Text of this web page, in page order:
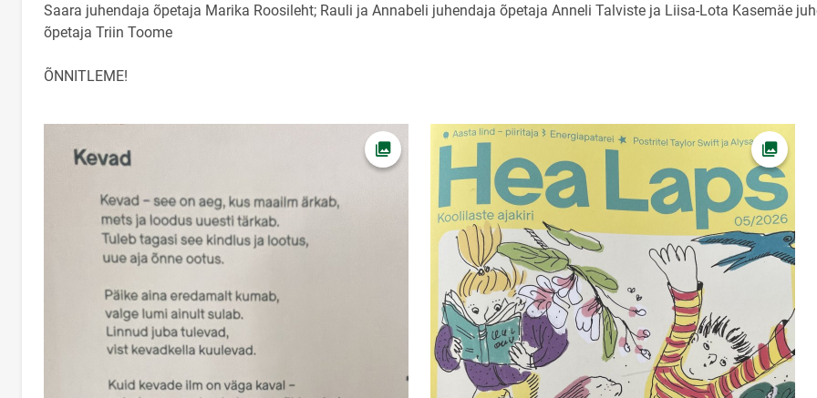
Saara juhendaja õpetaja Marika Roosileht; Rauli ja Annabeli juhendaja õpetaja Anneli Talviste ja Liisa-Lota Kasemäe
õpetaja Triin Toome
ÕNNITLEME!
Ava foto Ava foto